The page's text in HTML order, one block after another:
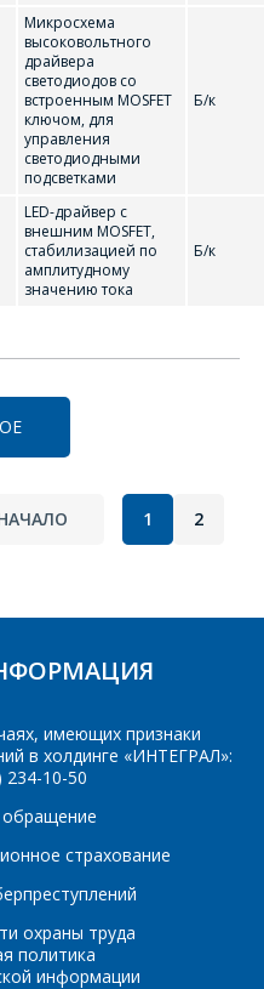
Микросхема
высоковольтного
драйвера
светодиодов со
встроенным MOSFET
ключом, для
управления
светодиодными
подсветками
Б/к
LED-драйвер с
внешним MOSFET,
стабилизацией по
амплитудному
значению тока
Б/к
1 2
имеющих признаки
в холдинге «ИНТЕГРАЛ»:
234-10-50
страхование
охраны труда
политика
информации